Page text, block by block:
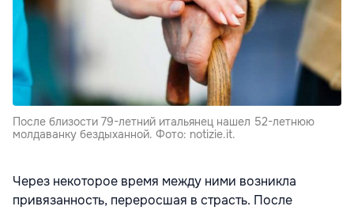
После близости 79-летний итальянец нашел 52-летнюю
молдаванку бездыханной. Фото: notizie.it.
Через некоторое время между ними возникла
привязанность, переросшая в страсть. После